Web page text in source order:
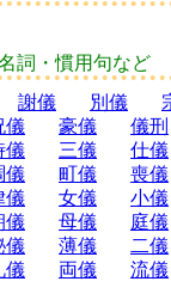
詞・慣用句など
謝儀 別儀
儀 豪儀 儀刑
儀 三儀 仕儀
儀 町儀 喪儀
儀 女儀 小儀
儀 母儀 庭儀
儀 薄儀 二儀
儀 両儀 流儀